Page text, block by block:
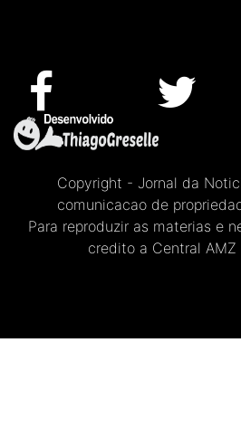
Copyright - Jornal da
comunicacao de
Para reproduzir as materias e
credito a Central